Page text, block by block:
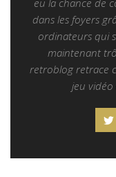
dans les foyers
ordinateurs qui
maintenant
retroblog retrace
jeu vidéo